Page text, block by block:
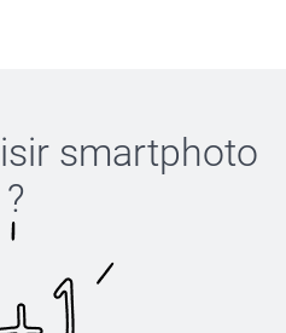
smartphoto
?